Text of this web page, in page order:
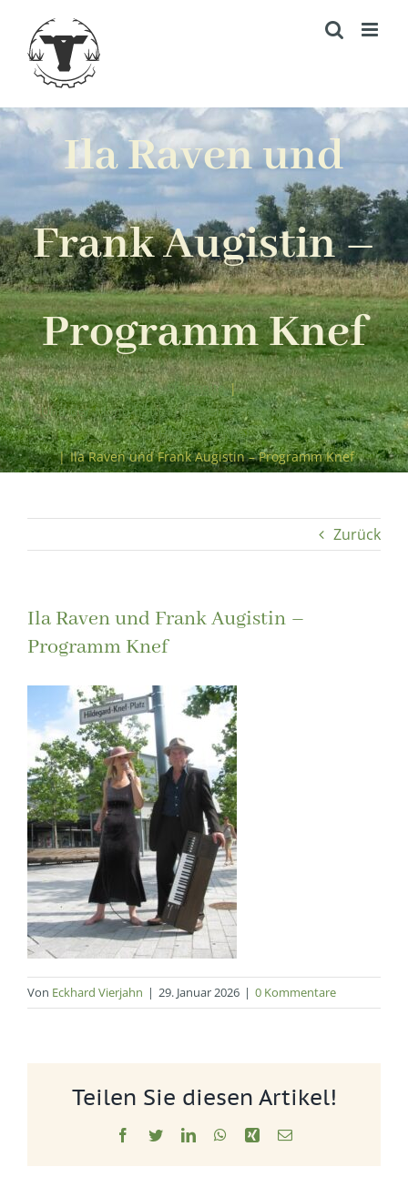
Inhalt
springen
Ila Raven und
Frank Augistin –
Programm Knef
Startseite |
„Und der Mond hatte frei“ – eine Hommage an die Diva
Hildegard Knef
| Ila Raven und Frank Augistin – Programm Knef
Zurück
Ila Raven und Frank Augistin –
Programm Knef
Von Eckhard Vierjahn | 29. Januar 2026 | 0 Kommentare
Teilen Sie diesen Artikel!
Facebook
TwitterLinkedInWhatsApp
Xing E-